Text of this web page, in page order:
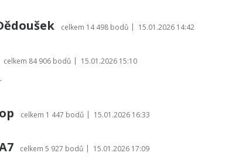
celkem 14 498 bodů | 15.01.2026 14:42
celkem 84 906 bodů | 15.01.2026 15:10
celkem 1 447 bodů | 15.01.2026 16:33
celkem 5 927 bodů | 15.01.2026 17:09